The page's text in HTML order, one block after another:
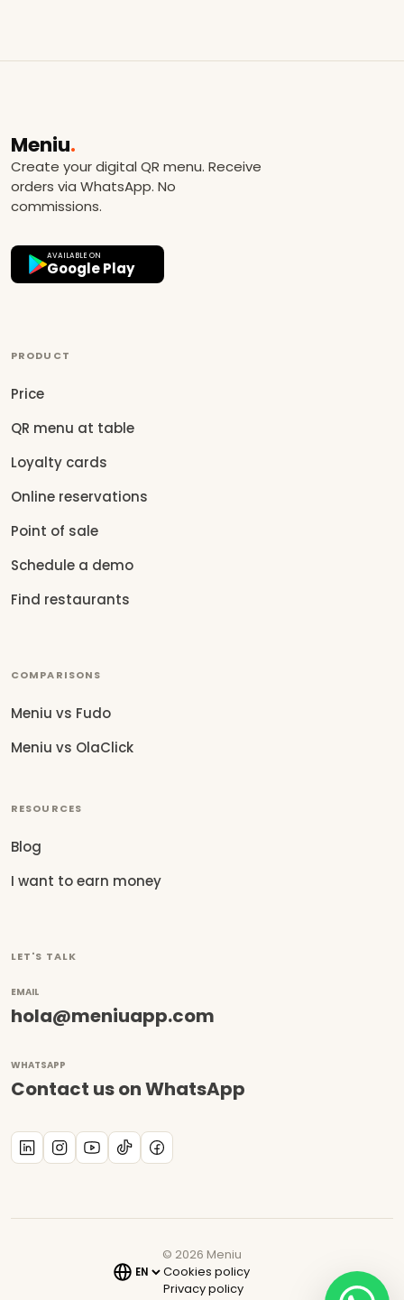
Meniu.
Create your digital QR menu. Receive
orders via WhatsApp. No
commissions.
AVAILABLE ON
Google Play
PRODUCT
Price
QR menu at table
Loyalty cards
Online reservations
Point of sale
Schedule a demo
Find restaurants
COMPARISONS
Meniu vs Fudo
Meniu vs OlaClick
RESOURCES
Blog
I want to earn money
LET'S TALK
EMAIL
hola@meniuapp.com
WHATSAPP
Contact us on WhatsApp
© 2026 Meniu
Cookies policy
Privacy policy